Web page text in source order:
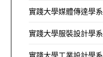
實踐大學媒體傳達學系
實踐大學服裝設計學系
實踐大學工業設計學系